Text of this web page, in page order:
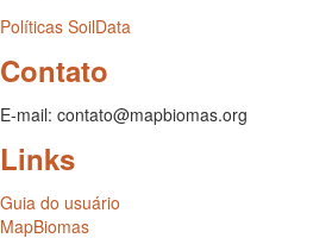
Políticas SoilData
Contato
E-mail: contato@mapbiomas.org
Links
Guia do usuário
MapBiomas